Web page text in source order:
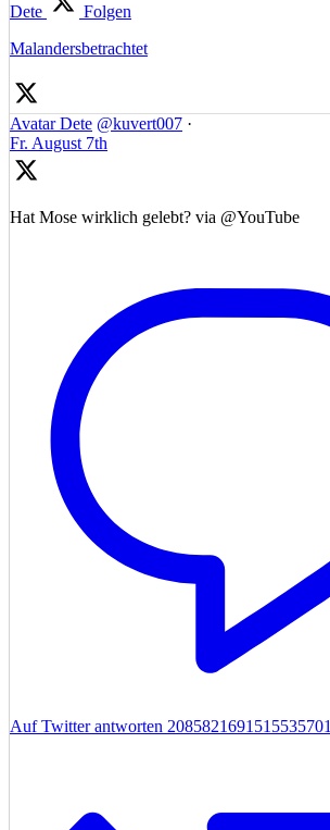
Dete
Folgen
Malandersbetrachtet
Avatar Dete @kuvert007 ·
Fr. August 7th
Hat Mose wirklich gelebt? via @YouTube
Auf Twitter antworten 2085821691515535701